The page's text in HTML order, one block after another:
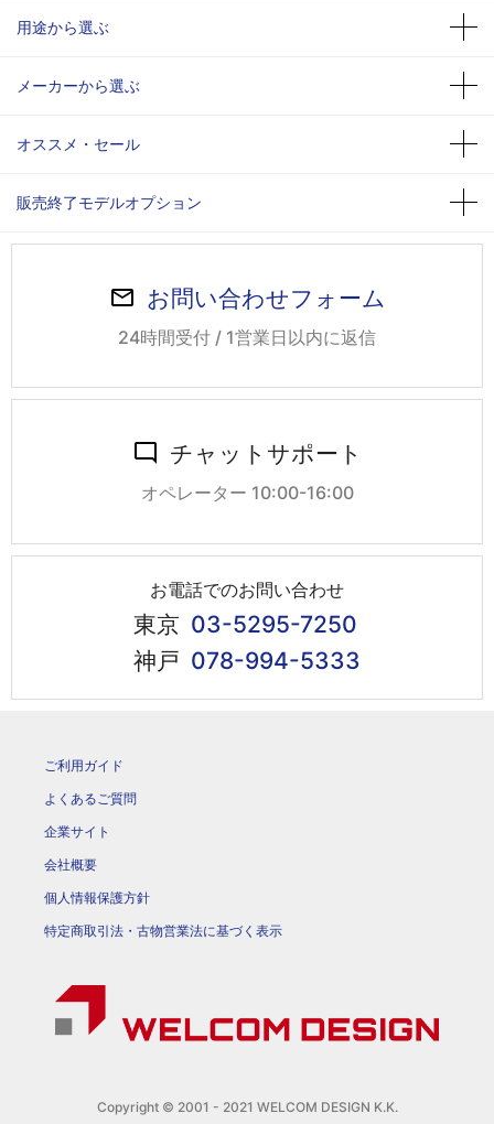
用途から選ぶ
メーカーから選ぶ
オススメ・セール
販売終了モデルオプション
お問い合わせフォーム
24時間受付 / 1営業日以内に返信
チャットサポート
オペレーター 10:00-16:00
お電話でのお問い合わせ
東京 03-5295-7250
神戸 078-994-5333
ご利用ガイド
よくあるご質問
企業サイト
会社概要
個人情報保護方針
特定商取引法・古物営業法に基づく表示
Copyright © 2001 - 2021 WELCOM DESIGN K.K.